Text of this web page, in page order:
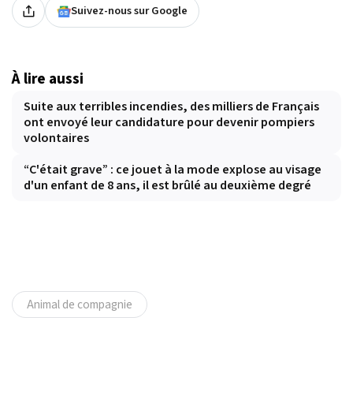
Suivez-nous sur Google
À lire aussi
Suite aux terribles incendies, des milliers de Français
ont envoyé leur candidature pour devenir pompiers
volontaires
“C'était grave” : ce jouet à la mode explose au visage
d'un enfant de 8 ans, il est brûlé au deuxième degré
Animal de compagnie